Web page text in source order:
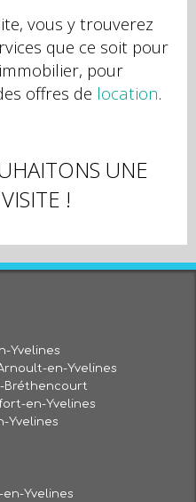
vous y trouverez
que ce soit pour
pour
offres de location.
UNE
!
Yvelines
en-Yvelines
Bréthencourt
en-Yvelines
Yvelines
Yvelines